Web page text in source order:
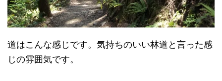
道はこんな感じです。気持ちのいい林道と言った感
じの雰囲気です。